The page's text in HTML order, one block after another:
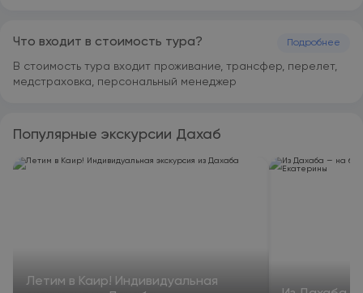
Что входит в стоимость тура? Подробнее
В стоимость тура входит проживание, трансфер, перелет,
медстраховка, персональный менеджер
Популярные экскурсии Дахаб
Летим в Каир! Индивидуальная